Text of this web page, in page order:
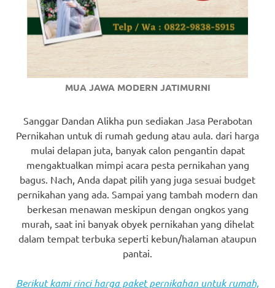
MUA JAWA MODERN JATIMURNI
Sanggar Dandan Alikha pun sediakan Jasa Perabotan
Pernikahan untuk di rumah gedung atau aula. dari harga
mulai delapan juta, banyak calon pengantin dapat
mengaktualkan mimpi acara pesta pernikahan yang
bagus. Nach, Anda dapat pilih yang juga sesuai budget
pernikahan yang ada. Sampai yang tambah modern dan
berkesan menawan meskipun dengan ongkos yang
murah, saat ini banyak obyek pernikahan yang dihelat
dalam tempat terbuka seperti kebun/halaman ataupun
pantai.
Berikut kami rinci harga paket pernikahan untuk rumah,